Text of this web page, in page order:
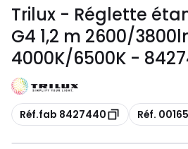
Trilux - Réglette
G4 1,2 m 2600/
4000K/6500K -
Copie
Réf.fab 8427440 Copie
Réf.